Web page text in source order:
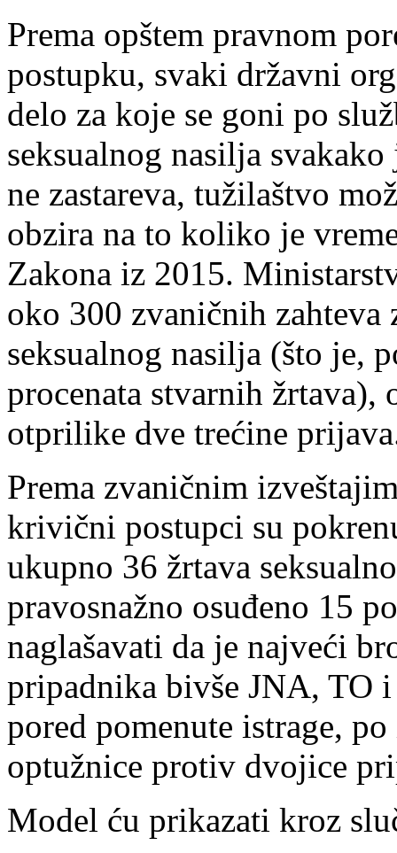
Prema opštem pravnom
postupku, svaki državni
delo za koje se goni po
seksualnog nasilja
ne zastareva, tužilaštvo
obzira na to koliko je
Zakona iz 2015.
oko 300 zvaničnih zahteva
seksualnog nasilja (što je,
procenata stvarnih žrtava),
otprilike dve trećine
Prema zvaničnim
krivični postupci su
ukupno 36 žrtava
pravosnažno osuđeno 15
naglašavati da je najveći
pripadnika bivše JNA, TO
pored pomenute istrage,
optužnice protiv dvojice
Model ću prikazati kroz